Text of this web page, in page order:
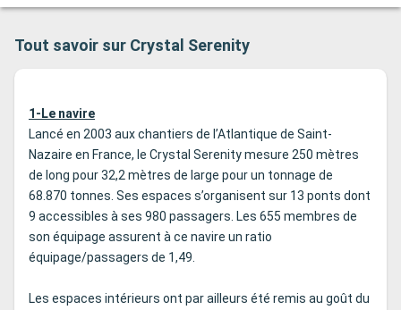
Tout savoir sur Crystal Serenity
1-Le navire
Lancé en 2003 aux chantiers de l’Atlantique de Saint-
Nazaire en France, le Crystal Serenity mesure 250 mètres
de long pour 32,2 mètres de large pour un tonnage de
68.870 tonnes. Ses espaces s’organisent sur 13 ponts dont
9 accessibles à ses 980 passagers. Les 655 membres de
son équipage assurent à ce navire un ratio
équipage/passagers de 1,49.
Les espaces intérieurs ont par ailleurs été remis au goût du